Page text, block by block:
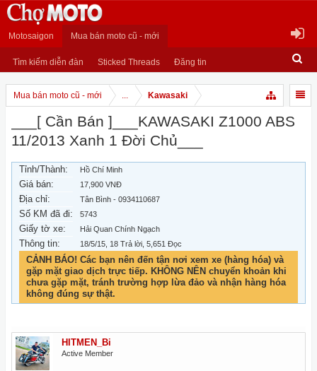
Motosaigon Mua bán moto cũ - mới
Tìm kiếm diễn đàn Sticked Threads Đăng tin
Mua bán moto cũ - mới ... Kawasaki
___[ Cần Bán ]___KAWASAKI Z1000 ABS
11/2013 Xanh 1 Đời Chủ___
Tỉnh/Thành: Hồ Chí Minh
Giá bán: 17,900 VNĐ
Địa chỉ: Tân Bình - 0934110687
Số KM đã đi: 5743
Giấy tờ xe: Hải Quan Chính Ngạch
Thông tin: 18/5/15 , 18 Trả lời, 5,651 Đọc
CẢNH BÁO! Các bạn nên đến tận nơi xem xe (hàng hóa) và
gặp mặt giao dịch trực tiếp. KHÔNG NÊN chuyển khoản khi
chưa gặp mặt, tránh trường hợp lừa đảo và nhận hàng hóa
không đúng sự thật.
HITMEN_Bi
Active Member